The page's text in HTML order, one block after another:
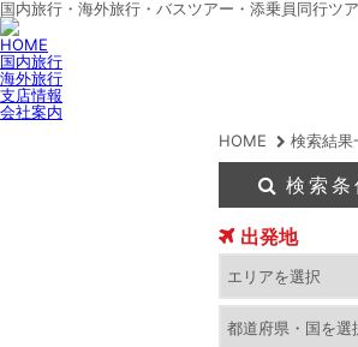
国内旅行・海外旅行・バスツアー・添乗員同行ツ
HOME
国内旅行
海外旅行
支店情報
会社案内
HOME
検索結果
検索条
出発地